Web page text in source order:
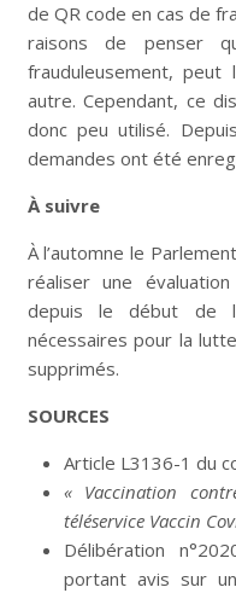
de QR code en cas de
raisons de penser
frauduleusement,
autre. Cependant, ce
donc peu utilisé.
demandes ont été
À suivre
À l’automne le
réaliser une
depuis le début de
nécessaires pour la
supprimés.
SOURCES
Article L3136-1 du
« Vaccination
téléservice Vaccin
Délibération
portant avis sur